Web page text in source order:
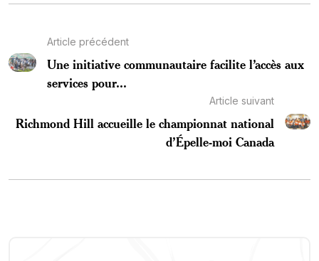
Article précédent
Une initiative communautaire facilite l’accès aux
services pour...
Article suivant
Richmond Hill accueille le championnat national
d’Épelle-moi Canada